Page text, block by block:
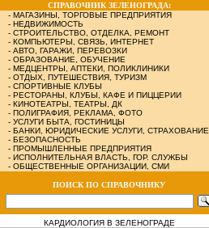
СПРАВОЧНИК ЗЕЛЕНОГРАДА:
- МАГАЗИНЫ, ТОРГОВЫЕ ПРЕДПРИЯТИЯ
- НЕДВИЖИМОСТЬ
- СТРОИТЕЛЬСТВО, ОТДЕЛКА, РЕМОНТ
- КОМПЬЮТЕРЫ, СВЯЗЬ, ИНТЕРНЕТ
- АВТО, ГАРАЖИ, ПЕРЕВОЗКИ
- ОБРАЗОВАНИЕ, ОБУЧЕНИЕ
- МЕДЦЕНТРЫ, АПТЕКИ, ПОЛИКЛИНИКИ
- ОТДЫХ, ПУТЕШЕСТВИЯ, ТУРИЗМ
- СПОРТИВНЫЕ КЛУБЫ
- РЕСТОРАНЫ, КЛУБЫ, КАФЕ И ПИЦЦЕРИИ
- КИНОТЕАТРЫ, ТЕАТРЫ, ДК
- ПОЛИГРАФИЯ, РЕКЛАМА, ФОТО
- УСЛУГИ БЫТА, ГОСТИНИЦЫ
- БАНКИ, ЮРИДИЧЕСКИЕ УСЛУГИ, СТРАХОВАНИЕ
- БЕЗОПАСНОСТЬ
- ПРОМЫШЛЕННЫЕ ПРЕДПРИЯТИЯ
- ИСПОЛНИТЕЛЬНАЯ ВЛАСТЬ, ГОР. СЛУЖБЫ
- ОБЩЕСТВЕННЫЕ ОРГАНИЗАЦИИ, СМИ
ПОИСК ПО СПРАВОЧНИКУ
КАРДИОЛОГИЯ В ЗЕЛЕНОГРАДЕ